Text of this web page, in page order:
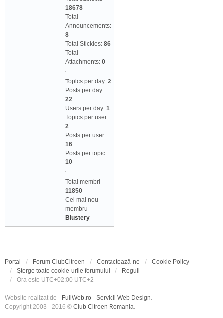
18678
Total
Announcements:
8
Total Stickies: 86
Total
Attachments: 0
Topics per day: 2
Posts per day:
22
Users per day: 1
Topics per user:
2
Posts per user:
16
Posts per topic:
10
Total membri
11850
Cel mai nou
membru
Blustery
Portal Forum ClubCitroen Contactează-ne
Cookie Policy
Şterge toate cookie-urile forumului
Reguli
Ora este UTC+02:00 UTC+2
Website realizat de - FullWeb.ro - Servicii Web Design.
Copyright 2003 - 2016 © Club Citroen Romania.